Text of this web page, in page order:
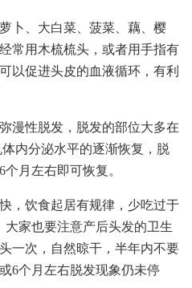
卜、大白菜、菠菜、藕、樱
常用木梳梳头，或者用手指有
以促进头皮的血液循环，有利
漫性脱发，脱发的部位大多在
内分泌水平的逐渐恢复，脱
月左右即可恢复。
，饮食起居有规律，少吃过于
家也要注意产后头发的卫生
一次，自然晾干，半年内不要
6个月左右脱发现象仍未停